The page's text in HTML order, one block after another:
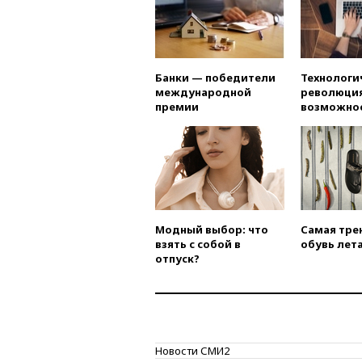
Банки — победители
международной
премии
Модный выбор: что
взять с собой в
отпуск?
Самая
обувь
Новости СМИ2